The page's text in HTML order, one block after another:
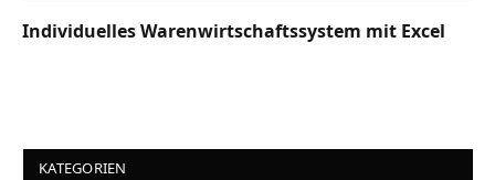
Individuelles Warenwirtschaftssystem mit Excel
KATEGORIEN